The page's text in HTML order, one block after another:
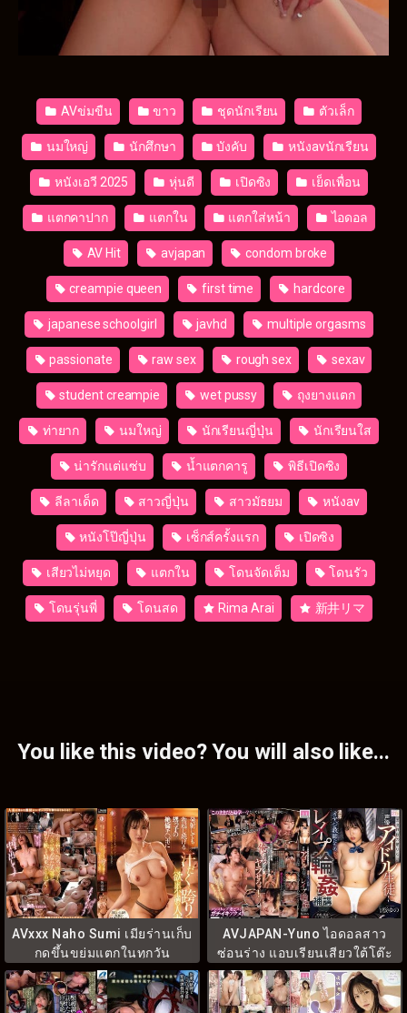
AVข่มขืน ขาว ชุดนักเรียน ตัวเล็ก
นมใหญ่ นักศึกษา บังคับ หนังavนักเรียน
หนังเอวี 2025 หุ่นดี เปิดซิง เย็ดเพื่อน
แตกคาปาก แตกใน แตกใส่หน้า ไอดอล
AV Hit avjapan condom broke
creampie queen first time hardcore
japanese schoolgirl javhd multiple orgasms
passionate raw sex rough sex sexav
student creampie wet pussy ถุงยางแตก
ท่ายาก นมใหญ่ นักเรียนญี่ปุ่น นักเรียนใส
น่ารักแต่แซ่บ น้ำแตกคารู พิธีเปิดซิง
ลีลาเด็ด สาวญี่ปุ่น สาวมัธยม หนังav
หนังโป๊ญี่ปุ่น เซ็กส์ครั้งแรก เปิดซิง
เสียวไม่หยุด แตกใน โดนจัดเต็ม โดนรัว
โดนรุ่นพี่ โดนสด Rima Arai 新井リマ
You like this video? You will also like...
AVxxx Naho Sumi เมียร่านเก็บ
กดขึ้นขย่มแตกในทุกวัน
DLDSS-460
AVJAPAN-Yuno ไอดอลสาว
ซ่อนร่าง แอบเรียนเสียวใต้โต๊ะ
MIDA-365